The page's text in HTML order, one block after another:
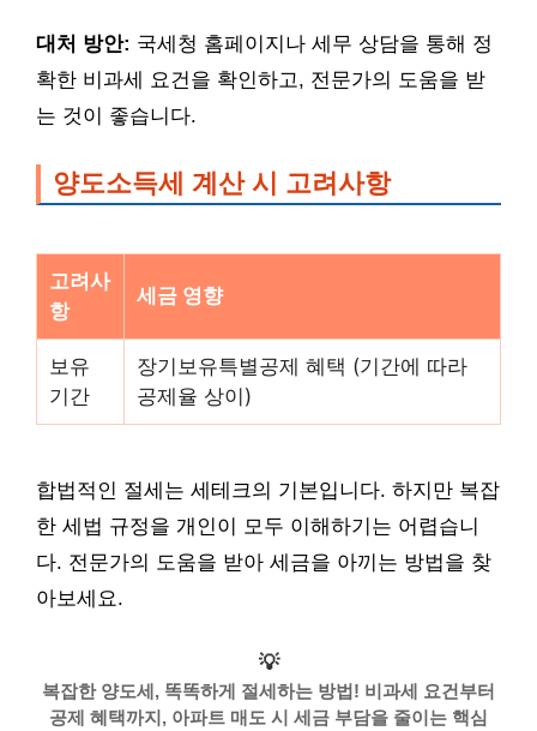
대처 방안: 국세청 홈페이지나 세무 상담을 통해 정
확한 비과세 요건을 확인하고, 전문가의 도움을 받
는 것이 좋습니다.
양도소득세 계산 시 고려사항
고려사
항
세금 영향
보유
기간
장기보유특별공제 혜택 (기간에 따라
공제율 상이)
합법적인 절세는 세테크의 기본입니다. 하지만 복잡
한 세법 규정을 개인이 모두 이해하기는 어렵습니
다. 전문가의 도움을 받아 세금을 아끼는 방법을 찾
아보세요.
💡
복잡한 양도세, 똑똑하게 절세하는 방법! 비과세 요건부터
공제 혜택까지, 아파트 매도 시 세금 부담을 줄이는 핵심